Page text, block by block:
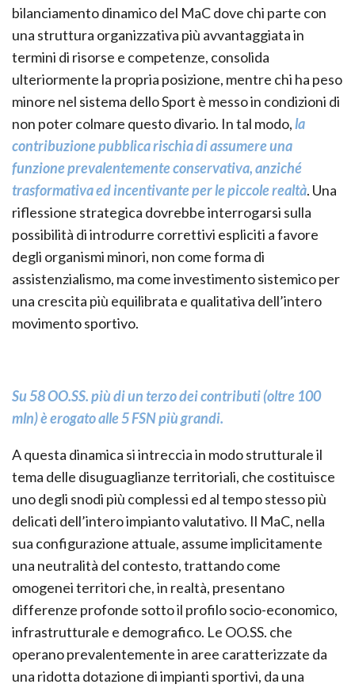
bilanciamento dinamico del MaC dove chi parte con
una struttura organizzativa più avvantaggiata in
termini di risorse e competenze, consolida
ulteriormente la propria posizione, mentre chi ha peso
minore nel sistema dello Sport è messo in condizioni di
non poter colmare questo divario. In tal modo,la
contribuzione pubblica rischia di assumere una
funzione prevalentemente conservativa, anziché
trasformativa ed incentivante per le piccole realtà. Una
riflessione strategica dovrebbe interrogarsi sulla
possibilità di introdurre correttivi espliciti a favore
degli organismi minori, non come forma di
assistenzialismo, ma come investimento sistemico per
una crescita più equilibrata e qualitativa dell’intero
movimento sportivo.
Su 58 OO.SS. più di un terzo dei contributi (oltre 100
mln) è erogato alle 5 FSN più grandi.
A questa dinamica si intreccia in modo strutturale il
tema delle disuguaglianze territoriali, che costituisce
uno degli snodi più complessi ed al tempo stesso più
delicati dell’intero impianto valutativo. Il MaC, nella
sua configurazione attuale, assume implicitamente
una neutralità del contesto, trattando come
omogenei territori che, in realtà, presentano
differenze profonde sotto il profilo socio-economico,
infrastrutturale e demografico. Le OO.SS. che
operano prevalentemente in aree caratterizzate da
una ridotta dotazione di impianti sportivi, da una